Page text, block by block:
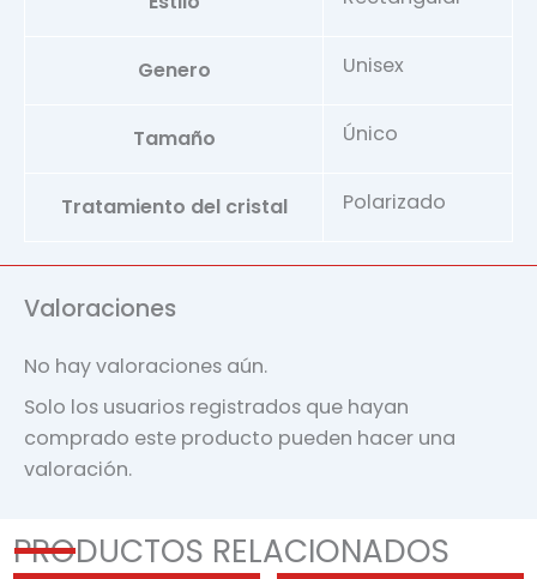
Genero Unisex
Tamaño Único
Tratamiento del cristal Polarizado
Valoraciones
No hay valoraciones aún.
Solo los usuarios registrados que hayan
comprado este producto pueden hacer una
valoración.
PRODUCTOS RELACIONADOS